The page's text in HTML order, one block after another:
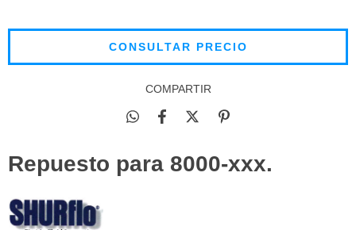
COMPARTIR
Repuesto para 8000-xxx.